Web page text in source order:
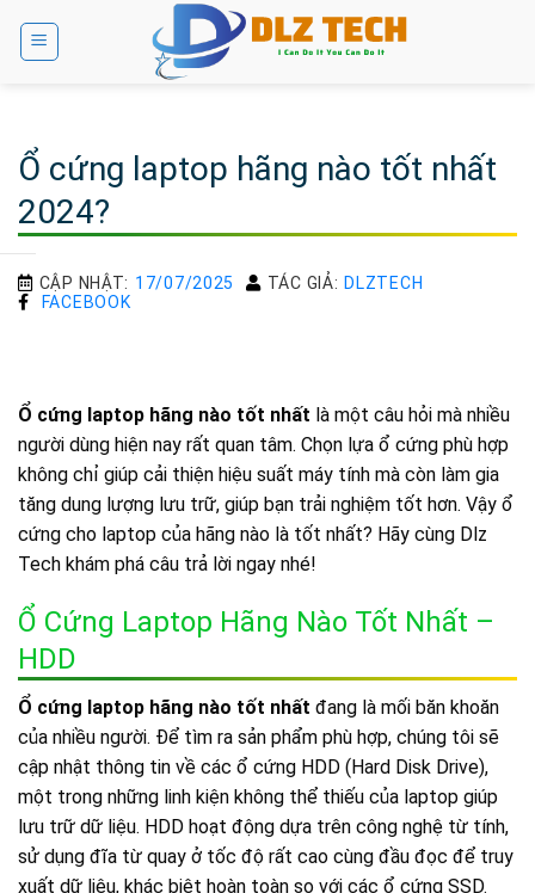
Ổ cứng laptop hãng nào tốt nhất
2024?
CẬP NHẬT: 17/07/2025 TÁC GIẢ: DLZTECH
FACEBOOK
Ổ cứng laptop hãng nào tốt nhất là một câu hỏi mà nhiều
người dùng hiện nay rất quan tâm. Chọn lựa ổ cứng phù hợp
không chỉ giúp cải thiện hiệu suất máy tính mà còn làm gia
tăng dung lượng lưu trữ, giúp bạn trải nghiệm tốt hơn. Vậy ổ
cứng cho laptop của hãng nào là tốt nhất? Hãy cùng Dlz
Tech khám phá câu trả lời ngay nhé!
Ổ Cứng Laptop Hãng Nào Tốt Nhất –
HDD
Ổ cứng laptop hãng nào tốt nhất đang là mối băn khoăn
của nhiều người. Để tìm ra sản phẩm phù hợp, chúng tôi sẽ
cập nhật thông tin về các ổ cứng HDD (Hard Disk Drive),
một trong những linh kiện không thể thiếu của laptop giúp
lưu trữ dữ liệu. HDD hoạt động dựa trên công nghệ từ tính,
sử dụng đĩa từ quay ở tốc độ rất cao cùng đầu đọc để truy
xuất dữ liệu, khác biệt hoàn toàn so với các ổ cứng SSD.